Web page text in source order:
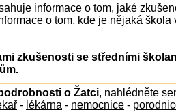
informace o tom, jaké
o tom, kde je nějaká
zkušenosti se středními
o Žatci, nahlédněte
- lékárna - nemocnice -